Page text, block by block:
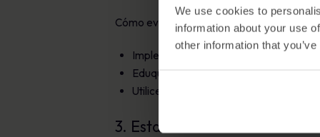
We use cookies to
information about your use
other information that
Cómo evitar falsos correos electrónicos
Implemente una formación general
Eduque al personal sobre las tácticas
Utilice ejercicios de phishing simulado
3. Estafas fiscales